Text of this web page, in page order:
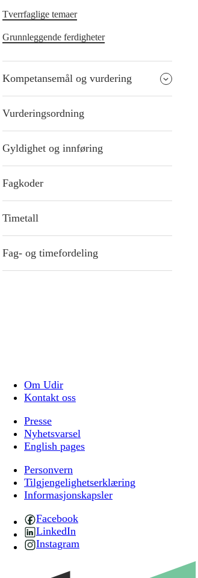
Tverrfaglige temaer
Grunnleggende ferdigheter
Kompetansemål og vurdering
Vurderingsordning
Gyldighet og innføring
Fagkoder
Timetall
Fag- og timefordeling
Om Udir
Kontakt oss
Presse
Nyhetsvarsel
English pages
Personvern
Tilgjengelighetserklæring
Informasjonskapsler
Facebook
LinkedIn
Instagram